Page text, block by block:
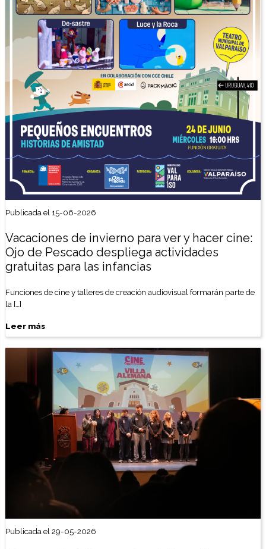
Publicada el 15-06-2026
Vacaciones de invierno para ver y hacer cine:
Ojo de Pescado despliega actividades
gratuitas para las infancias
Funciones de cine y talleres de creación audiovisual formarán parte de
la […]
Leer más
Publicada el 29-05-2026